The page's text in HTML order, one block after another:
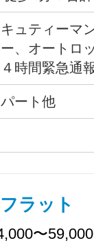
ュティー
、オートロ
時間緊急通
ャワー、暖
、各居室照
シューズボ
ー、ゴミ置
ート他
ラット
〜